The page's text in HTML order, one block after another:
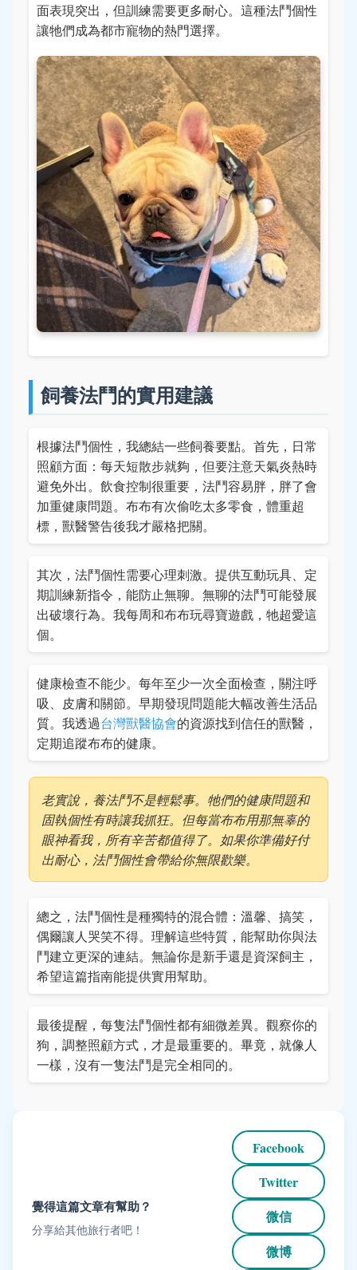
面表現突出，但訓練需要更多耐心。這種法鬥個性
讓牠們成為都市寵物的熱門選擇。
飼養法鬥的實用建議
根據法鬥個性，我總結一些飼養要點。首先，日常
照顧方面：每天短散步就夠，但要注意天氣炎熱時
避免外出。飲食控制很重要，法鬥容易胖，胖了會
加重健康問題。布布有次偷吃太多零食，體重超
標，獸醫警告後我才嚴格把關。
其次，法鬥個性需要心理刺激。提供互動玩具、定
期訓練新指令，能防止無聊。無聊的法鬥可能發展
出破壞行為。我每周和布布玩尋寶遊戲，牠超愛這
個。
健康檢查不能少。每年至少一次全面檢查，關注呼
吸、皮膚和關節。早期發現問題能大幅改善生活品
質。我透過台灣獸醫協會的資源找到信任的獸醫，
定期追蹤布布的健康。
老實說，養法鬥不是輕鬆事。牠們的健康問題和
固執個性有時讓我抓狂。但每當布布用那無辜的
眼神看我，所有辛苦都值得了。如果你準備好付
出耐心，法鬥個性會帶給你無限歡樂。
總之，法鬥個性是種獨特的混合體：溫馨、搞笑，
偶爾讓人哭笑不得。理解這些特質，能幫助你與法
鬥建立更深的連結。無論你是新手還是資深飼主，
希望這篇指南能提供實用幫助。
最後提醒，每隻法鬥個性都有細微差異。觀察你的
狗，調整照顧方式，才是最重要的。畢竟，就像人
一樣，沒有一隻法鬥是完全相同的。
覺得這篇文章有幫助？
分享給其他旅行者吧！
Facebook
Twitter
微信
微博